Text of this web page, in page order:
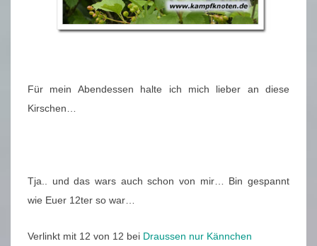
Für mein Abendessen halte ich mich lieber an diese
Kirschen…
Tja.. und das wars auch schon von mir… Bin gespannt
wie Euer 12ter so war…
Verlinkt mit 12 von 12 bei Draussen nur Kännchen